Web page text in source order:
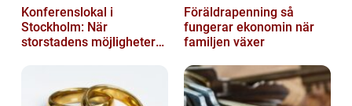
Konferenslokal i
Stockholm: När
storstadens möjligheter
Föräldrapenning så
fungerar ekonomin när
familjen växer